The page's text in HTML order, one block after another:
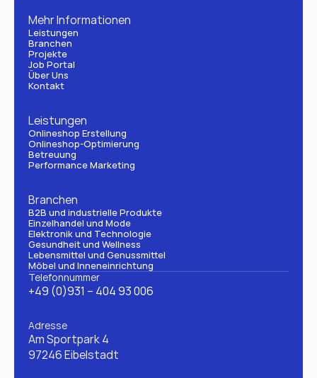
Mehr Informationen
Leistungen
Branchen
Projekte
Job Portal
Über Uns
Kontakt
Leistungen
Onlineshop Erstellung
Onlineshop-Optimierung
Betreuung
Performance Marketing
Branchen
B2B und industrielle Produkte
Einzelhandel und Mode
Elektronik und Technologie
Gesundheit und Wellness
Lebensmittel und Genussmittel
Möbel und Inneneinrichtung
Telefonnummer
+49 (0)931 – 404 93 006
Adresse
Am Sportpark 4
97246 Eibelstadt